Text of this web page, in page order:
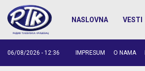
NASLOVNA VESTI
06/08/2026 - 12:36 IMPRESUM O NAMA